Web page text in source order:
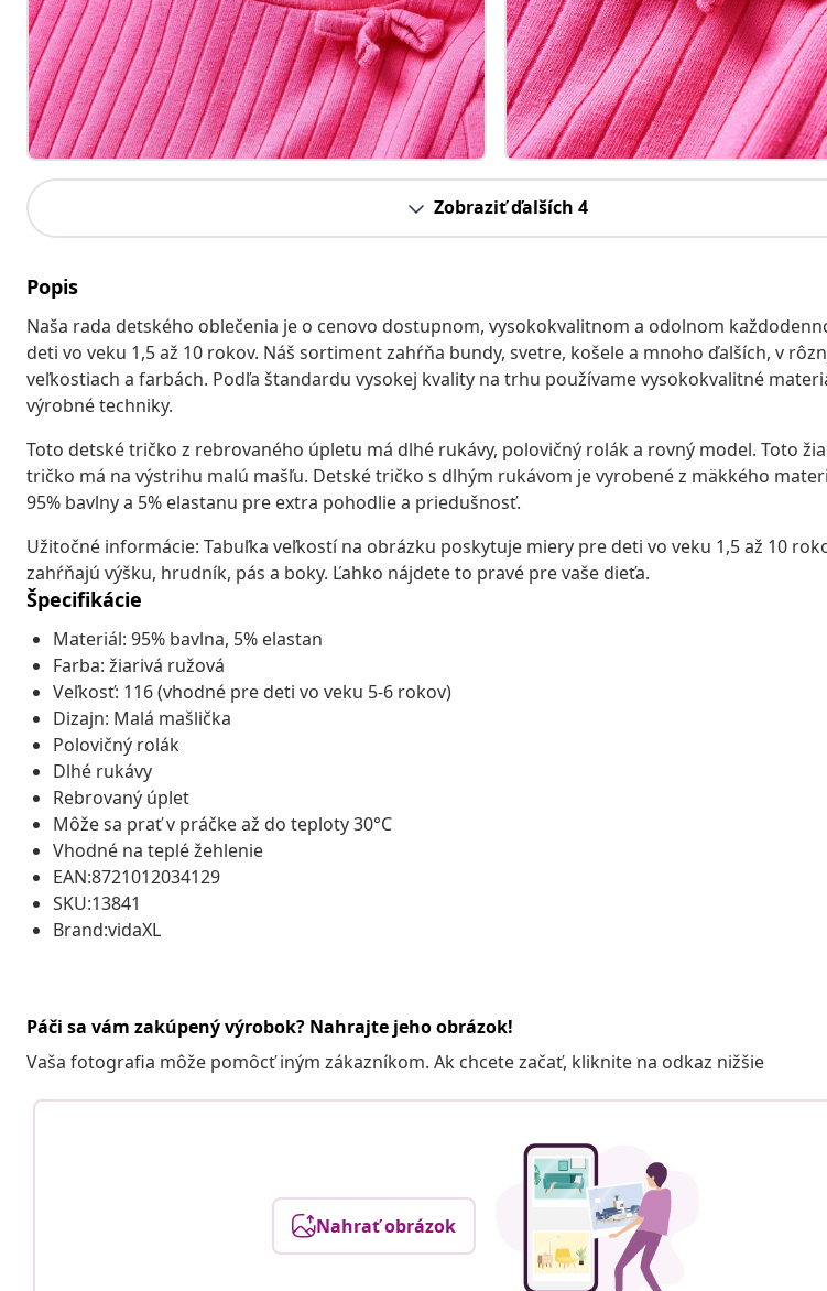
Zobraziť ďalších 4
Popis
Naša rada detského oblečenia je o cenovo dostupnom, vysokokvalitnom a odolnom
deti vo veku 1,5 až 10 rokov. Náš sortiment zahŕňa bundy, svetre, košele a mnoho ďalších, v
veľkostiach a farbách. Podľa štandardu vysokej kvality na trhu používame vysokokvalitné
výrobné techniky.
Toto detské tričko z rebrovaného úpletu má dlhé rukávy, polovičný rolák a rovný model. Toto
tričko má na výstrihu malú mašľu. Detské tričko s dlhým rukávom je vyrobené z mäkkého
95% bavlny a 5% elastanu pre extra pohodlie a priedušnosť.
Užitočné informácie: Tabuľka veľkostí na obrázku poskytuje miery pre deti vo veku 1,5 až 10
zahŕňajú výšku, hrudník, pás a boky. Ľahko nájdete to pravé pre vaše dieťa.
Špecifikácie
Materiál: 95% bavlna, 5% elastan
Farba: žiarivá ružová
Veľkosť: 116 (vhodné pre deti vo veku 5-6 rokov)
Dizajn: Malá mašlička
Polovičný rolák
Dlhé rukávy
Rebrovaný úplet
Môže sa prať v práčke až do teploty 30°C
Vhodné na teplé žehlenie
EAN:8721012034129
SKU:13841
Brand:vidaXL
Páči sa vám zakúpený výrobok? Nahrajte jeho obrázok!
Vaša fotografia môže pomôcť iným zákazníkom. Ak chcete začať, kliknite na odkaz nižšie
Nahrať obrázok